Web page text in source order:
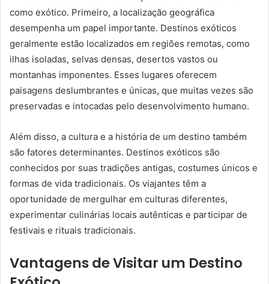
como exótico. Primeiro, a localização geográfica
desempenha um papel importante. Destinos exóticos
geralmente estão localizados em regiões remotas, como
ilhas isoladas, selvas densas, desertos vastos ou
montanhas imponentes. Esses lugares oferecem
paisagens deslumbrantes e únicas, que muitas vezes são
preservadas e intocadas pelo desenvolvimento humano.
Além disso, a cultura e a história de um destino também
são fatores determinantes. Destinos exóticos são
conhecidos por suas tradições antigas, costumes únicos e
formas de vida tradicionais. Os viajantes têm a
oportunidade de mergulhar em culturas diferentes,
experimentar culinárias locais autênticas e participar de
festivais e rituais tradicionais.
Vantagens de Visitar um Destino